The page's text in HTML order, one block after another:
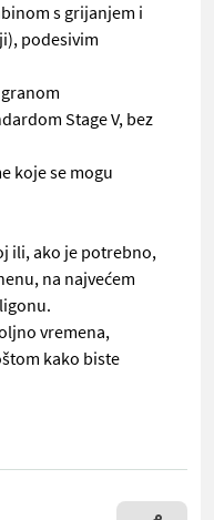
s grijanjem i
podesivim
Stage V, bez
koje se mogu
ili, ako je potrebno,
na najvećem
vremena,
kako biste
s 4-cilindričnim Deutz